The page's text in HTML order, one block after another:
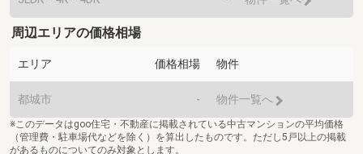
周辺エリアの価格相場
エリア 価格相場 物件
都城市 - 物件一覧へ
※このデータはgoo住宅・不動産に掲載されている中古マンションの平均価格
（管理費・駐車場代などを除く）を算出したものです。ただし5戸以上の掲載
があるものについてのみ対象とします。